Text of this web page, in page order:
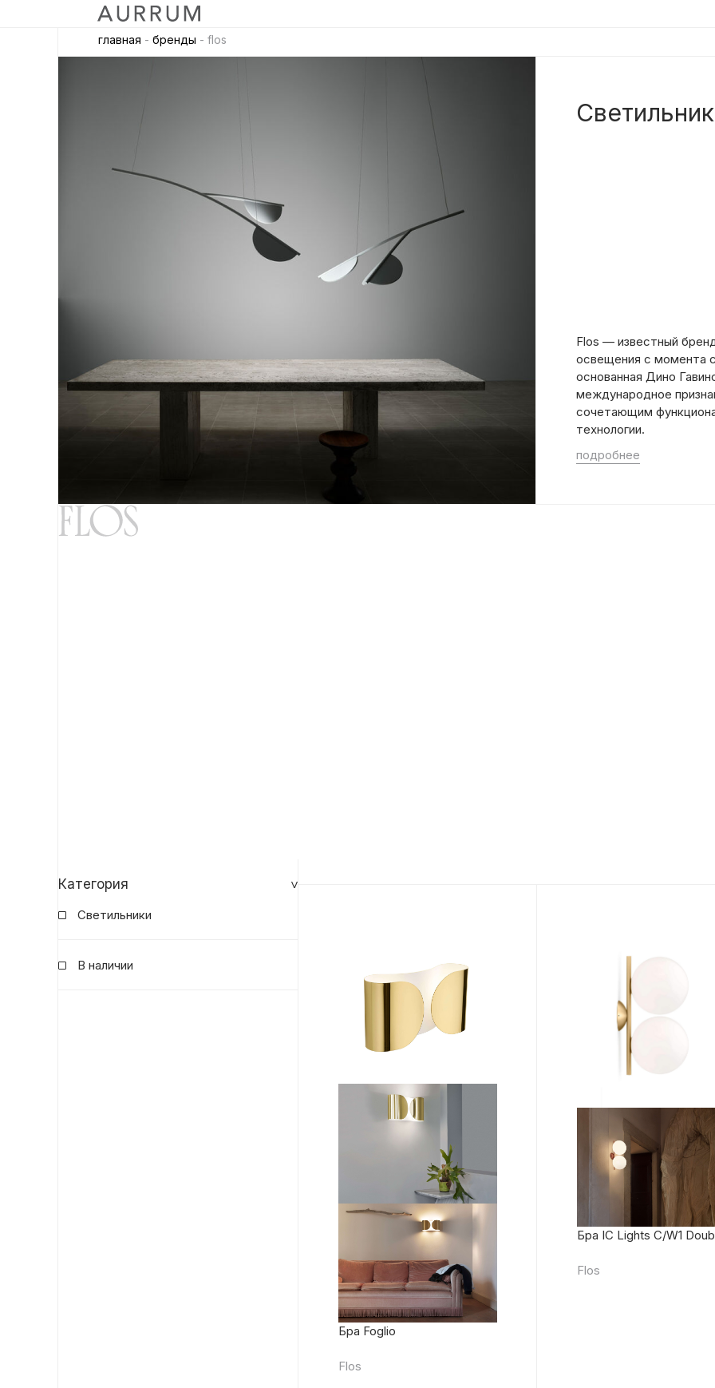
главная - бренды - flos
Flos — известный
освещения с момента
основанная Дино
международное
сочетающим
технологии.
подробнее
Категория
Светильники
В наличии
Бра Foglio
Flos
Бра IC Lights C/W1
Flos